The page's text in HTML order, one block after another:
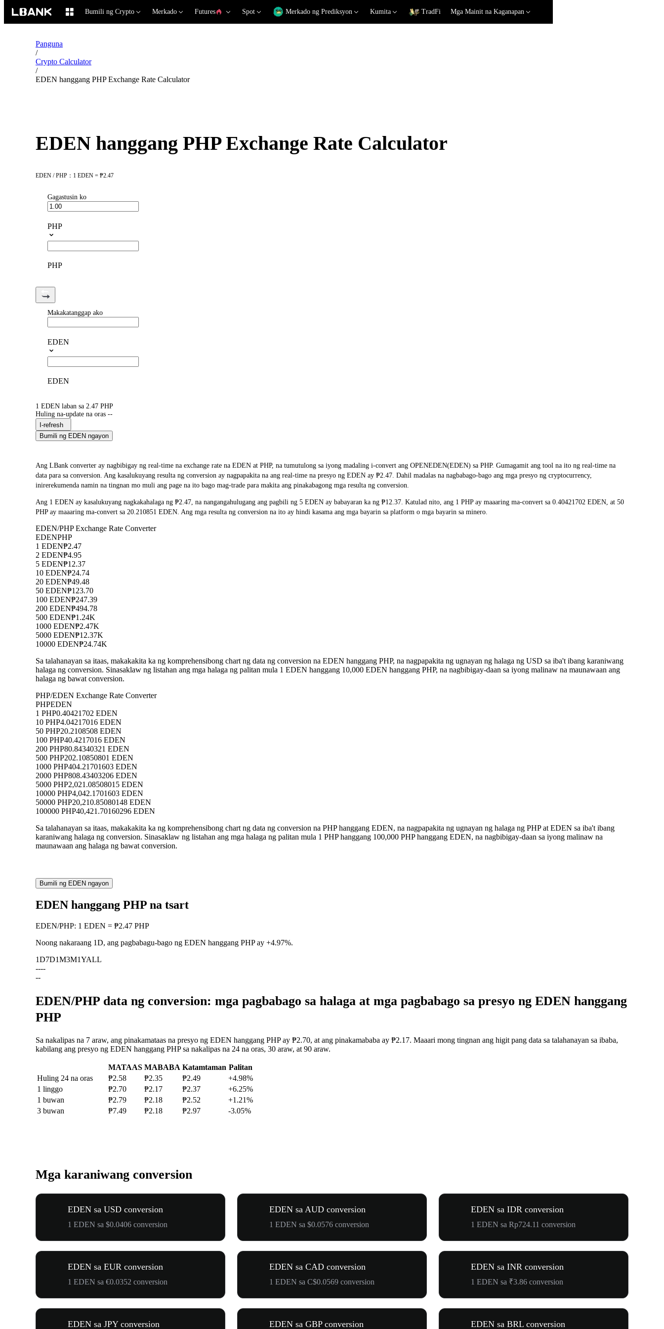
Bumili ng Crypto Merkado Futures Spot Merkado ng Prediksyon Kumita TradFi Mga Mainit na Kaganapan
Panguna
/
Crypto Calculator
/
EDEN hanggang PHP Exchange Rate Calculator
EDEN hanggang PHP Exchange Rate Calculator
EDEN / PHP：1 EDEN = ₱2.47
Gagastusin ko
PHP
PHP
Makakatanggap ako
EDEN
EDEN
1 EDEN laban sa 2.47 PHP
Huling na-update na oras --
I-refresh
Bumili ng EDEN ngayon
Ang LBank converter ay nagbibigay ng real-time na exchange rate na EDEN at PHP, na tumutulong sa iyong madaling i-convert ang OPENEDEN(EDEN) sa PHP. Gumagamit ang tool na ito ng real-time na
data para sa conversion. Ang kasalukuyang resulta ng conversion ay nagpapakita na ang real-time na presyo ng EDEN ay ₱2.47. Dahil madalas na nagbabago-bago ang mga presyo ng cryptocurrency,
inirerekumenda namin na tingnan mo muli ang page na ito bago mag-trade para makita ang pinakabagong mga resulta ng conversion.
Ang 1 EDEN ay kasalukuyang nagkakahalaga ng ₱2.47, na nangangahulugang ang pagbili ng 5 EDEN ay babayaran ka ng ₱12.37. Katulad nito, ang 1 PHP ay maaaring ma-convert sa 0.40421702 EDEN, at 50
PHP ay maaaring ma-convert sa 20.210851 EDEN. Ang mga resulta ng conversion na ito ay hindi kasama ang mga bayarin sa platform o mga bayarin sa minero.
EDEN/PHP Exchange Rate Converter
EDENPHP
1 EDEN₱2.47
2 EDEN₱4.95
5 EDEN₱12.37
10 EDEN₱24.74
20 EDEN₱49.48
50 EDEN₱123.70
100 EDEN₱247.39
200 EDEN₱494.78
500 EDEN₱1.24K
1000 EDEN₱2.47K
5000 EDEN₱12.37K
10000 EDEN₱24.74K
Sa talahanayan sa itaas, makakakita ka ng komprehensibong chart ng data ng conversion na EDEN hanggang PHP, na nagpapakita ng ugnayan ng halaga ng USD sa iba't ibang karaniwang
halaga ng conversion. Sinasaklaw ng listahan ang mga halaga ng palitan mula 1 EDEN hanggang 10,000 EDEN hanggang PHP, na nagbibigay-daan sa iyong malinaw na maunawaan ang
halaga ng bawat conversion.
PHP/EDEN Exchange Rate Converter
PHPEDEN
1 PHP0.40421702 EDEN
10 PHP4.04217016 EDEN
50 PHP20.2108508 EDEN
100 PHP40.4217016 EDEN
200 PHP80.84340321 EDEN
500 PHP202.10850801 EDEN
1000 PHP404.21701603 EDEN
2000 PHP808.43403206 EDEN
5000 PHP2,021.08508015 EDEN
10000 PHP4,042.1701603 EDEN
50000 PHP20,210.85080148 EDEN
100000 PHP40,421.70160296 EDEN
Sa talahanayan sa itaas, makakakita ka ng komprehensibong chart ng data ng conversion na PHP hanggang EDEN, na nagpapakita ng ugnayan ng halaga ng PHP at EDEN sa iba't ibang
karaniwang halaga ng conversion. Sinasaklaw ng listahan ang mga halaga ng palitan mula 1 PHP hanggang 100,000 PHP hanggang EDEN, na nagbibigay-daan sa iyong malinaw na
maunawaan ang halaga ng bawat conversion.
Bumili ng EDEN ngayon
EDEN hanggang PHP na tsart
EDEN/PHP: 1 EDEN = ₱2.47 PHP
Noong nakaraang 1D, ang pagbabagu-bago ng EDEN hanggang PHP ay +4.97%.
1D7D1M3M1YALL
----
--
EDEN/PHP data ng conversion: mga pagbabago sa halaga at mga pagbabago sa presyo ng EDEN hanggang
PHP
Sa nakalipas na 7 araw, ang pinakamataas na presyo ng EDEN hanggang PHP ay ₱2.70, at ang pinakamababa ay ₱2.17. Maaari mong tingnan ang higit pang data sa talahanayan sa ibaba,
kabilang ang presyo ng EDEN hanggang PHP sa nakalipas na 24 na oras, 30 araw, at 90 araw.
MATAAS MABABA Katamtaman Palitan
Huling 24 na oras
₱2.58 ₱2.35 ₱2.49
+4.98%
1 linggo
₱2.70 ₱2.17 ₱2.37
+6.25%
1 buwan
₱2.79 ₱2.18 ₱2.52
+1.21%
3 buwan
₱7.49 ₱2.18 ₱2.97 -3.05%
Mga karaniwang conversion
EDEN sa USD conversion
1 EDEN sa $0.0406 conversion
EDEN sa AUD conversion
1 EDEN sa $0.0576 conversion
EDEN sa IDR conversion
1 EDEN sa Rp724.11 conversion
EDEN sa EUR conversion
1 EDEN sa €0.0352 conversion
EDEN sa CAD conversion
1 EDEN sa C$0.0569 conversion
EDEN sa INR conversion
1 EDEN sa ₹3.86 conversion
EDEN sa JPY conversion EDEN sa GBP conversion EDEN sa BRL conversion